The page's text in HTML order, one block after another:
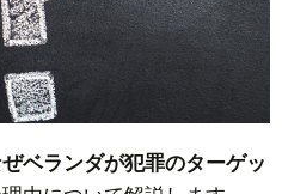
ベランダが犯罪のターゲッ